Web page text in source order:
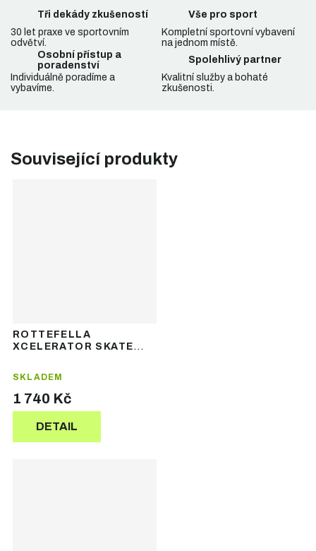
Tři dekády zkušeností
30 let praxe ve sportovním
odvětví.
Vše pro sport
Kompletní sportovní vybavení
na jednom místě.
Osobní přístup a
poradenství
Individuálně poradíme a
vybavíme.
Spolehlivý partner
Kvalitní služby a bohaté
zkušenosti.
Související produkty
ROTTEFELLA
XCELERATOR SKATE
SKLADEM
1 740 Kč
DETAIL